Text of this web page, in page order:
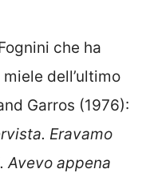
che ha
dell’ultimo
Garros (1976):
Eravamo
Avevo appena